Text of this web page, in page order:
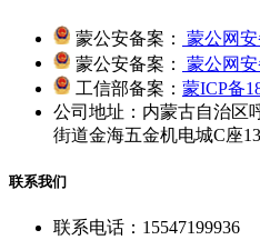
蒙公安备案：
蒙公网安
蒙公安备案：
蒙公网安
工信部备案： 蒙ICP备
公司地址：内蒙古自治区
街道金海五金机电城C座
联系我们
联系电话：15547199936